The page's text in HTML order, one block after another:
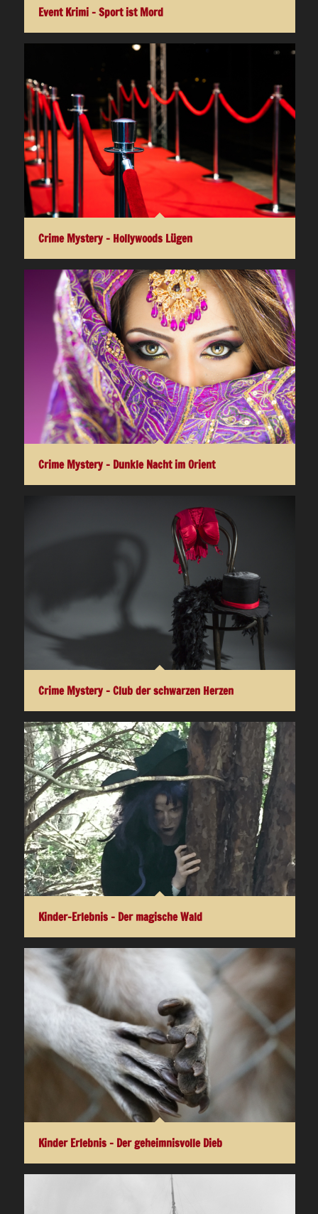
Event Krimi – Sport ist Mord
Crime Mystery – Hollywoods Lügen
Crime Mystery – Dunkle Nacht im Orient
Crime Mystery – Club der schwarzen Herzen
Kinder-Erlebnis – Der magische Wald
Kinder Erlebnis – Der geheimnisvolle Dieb